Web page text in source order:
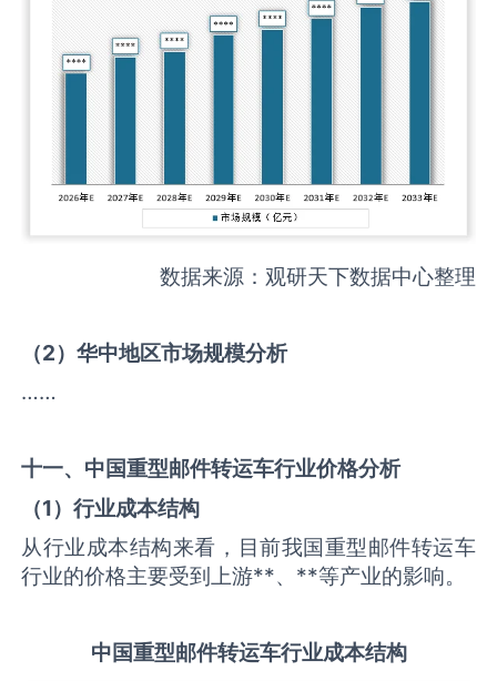
数据来源：观研天下数据中心整理
（2）华中地区市场规模分析
……
十一、中国重型邮件转运车行业价格分析
（1）行业成本结构
从行业成本结构来看，目前我国重型邮件转运车
行业的价格主要受到上游**、**等产业的影响。
中国重型邮件转运车行业成本结构